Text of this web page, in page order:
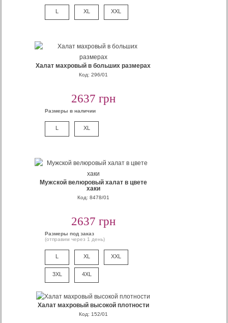
L XL XXL
Халат махровый в больших размерах
Код: 296/01
2637 грн
Размеры в наличии
L XL
Мужской велюровый халат в цвете
хаки
Код: 8478/01
2637 грн
Размеры под заказ
(отправим через 1 день)
L XL XXL
3XL 4XL
Халат махровый высокой плотности
Код: 152/01